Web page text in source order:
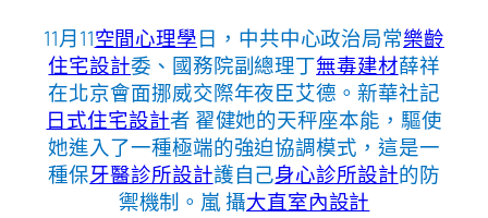
11月11空間心理學日，中共中心政治局常樂齡
住宅設計委、國務院副總理丁無毒建材薛祥
在北京會面挪威交際年夜臣艾德。新華社記
日式住宅設計者 翟健她的天秤座本能，驅使
她進入了一種極端的強迫協調模式，這是一
種保牙醫診所設計護自己身心診所設計的防
禦機制。嵐 攝大直室內設計